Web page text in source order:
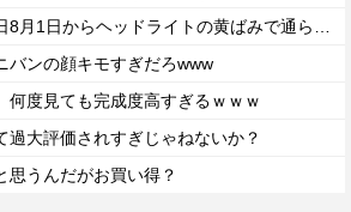
バンの顔キモすぎだろwww
何度見ても完成度高すぎるｗｗｗ
過大評価されすぎじゃねないか？
思うんだがお買い得？